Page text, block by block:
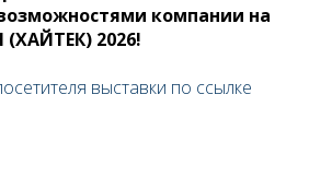
компании на
(ХАЙТЕК) 2026!
выставки по ссылке